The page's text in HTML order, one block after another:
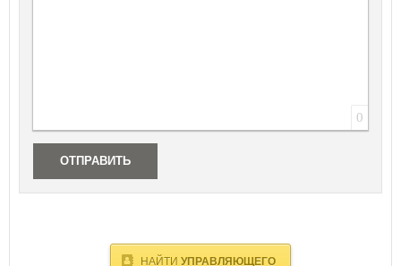
0
ОТПРАВИТЬ
НАЙТИ УПРАВЛЯЮЩЕГО